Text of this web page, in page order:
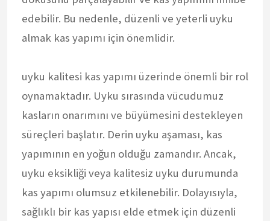
edebilir. Bu nedenle, düzenli ve yeterli uyku
almak kas yapımı için önemlidir.
uyku kalitesi kas yapımı üzerinde önemli bir rol
oynamaktadır. Uyku sırasında vücudumuz
kasların onarımını ve büyümesini destekleyen
süreçleri başlatır. Derin uyku aşaması, kas
yapımının en yoğun olduğu zamandır. Ancak,
uyku eksikliği veya kalitesiz uyku durumunda
kas yapımı olumsuz etkilenebilir. Dolayısıyla,
sağlıklı bir kas yapısı elde etmek için düzenli